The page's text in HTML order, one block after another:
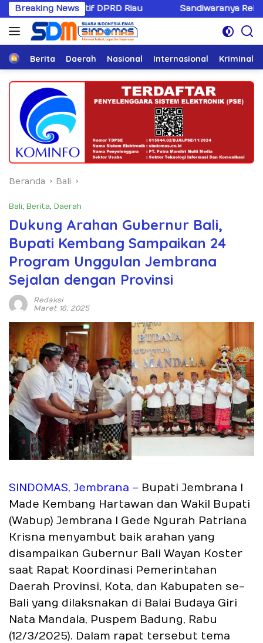
Langsung
ke
konten
Breaking News
DPRD Riau Sandiwaranya Rekonsiliasi Hotman
HomeBerita Daerah Nasional Internasional Kriminal
Beranda Bali
Bali, Berita, Daerah
Dukung Arahan Gubernur Bali,
Bupati Kembang Sampaikan 24
Program Unggulan Jembrana
Sejalan dengan Provinsi
Redaksi
Maret 16, 2025
SINDOMAS, Jembrana – Bupati Jembrana I
Made Kembang Hartawan dan Wakil Bupati
(Wabup) Jembrana I Gede Ngurah Patriana
Krisna menyambut baik arahan yang
disampaikan Gubernur Bali Wayan Koster
saat Rapat Koordinasi Pemerintahan
Daerah Provinsi, Kota, dan Kabupaten se-
Bali yang dilaksnakan di Balai Budaya Giri
Nata Mandala, Puspem Badung, Rabu
(12/3/2025). Dalam rapat tersebut tema